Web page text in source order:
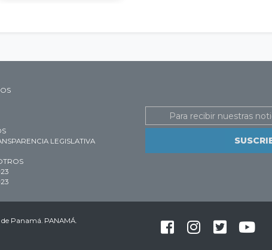
LEGISLATIVA
Email
Panamá. PANAMÁ.